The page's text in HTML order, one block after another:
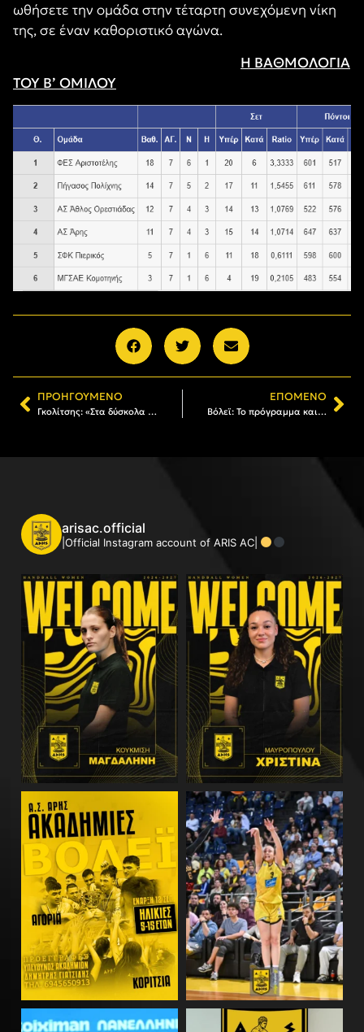
ωθήσετε την ομάδα στην τέταρτη συνεχόμενη νίκη
της, σε έναν καθοριστικό αγώνα.
Η ΒΑΘΜΟΛΟΓΙΑ
ΤΟΥ Β’ ΟΜΙΛΟΥ
ΠΡΟΗΓΟΎΜΕΝΟ
Γκολίτσης: «Στα δύσκολα η ομάδα δείχνει χαρακτήρα»
ΕΠΌΜΕΝΟ
Βόλεϊ: Το πρόγραμμα και οι διαιτητές σε Γυναίκες και Άνδρες
arisac.official
|Official Instagram account of ARIS AC|